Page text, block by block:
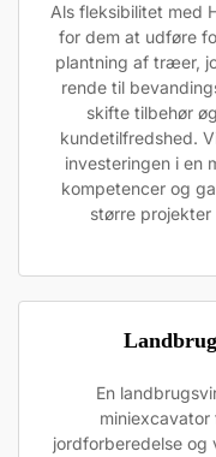
Als fleksibilitet med
for dem at udføre
plantning af træer,
rende til
skifte tilbehør
kundetilfredshed.
investeringen i en
kompetencer og
større
En
jordforberedelse og